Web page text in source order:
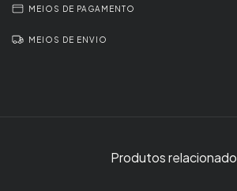
MEIOS DE PAGAMENTO
MEIOS DE ENVIO
Produtos